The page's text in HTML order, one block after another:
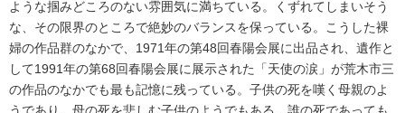
ような掴みどころのない雰囲気に満ちている。くずれてしまいそう
な、その限界のところで絶妙のバランスを保っている。こうした裸
婦の作品群のなかで、1971年の第48回春陽会展に出品され、遺作と
して1991年の第68回春陽会展に展示された「天使の涙」が荒木市三
の作品のなかでも最も記憶に残っている。子供の死を嘆く母親のよ
うであり、母の死を悲しむ子供のようでもある。誰の死であっても